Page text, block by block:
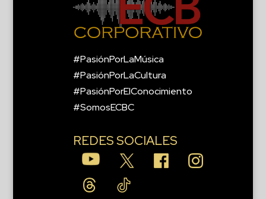
#PasiónPorLaMúsica
#PasiónPorLaCultura
#PasiónPorElConocimiento
#SomosECBC
REDES SOCIALES